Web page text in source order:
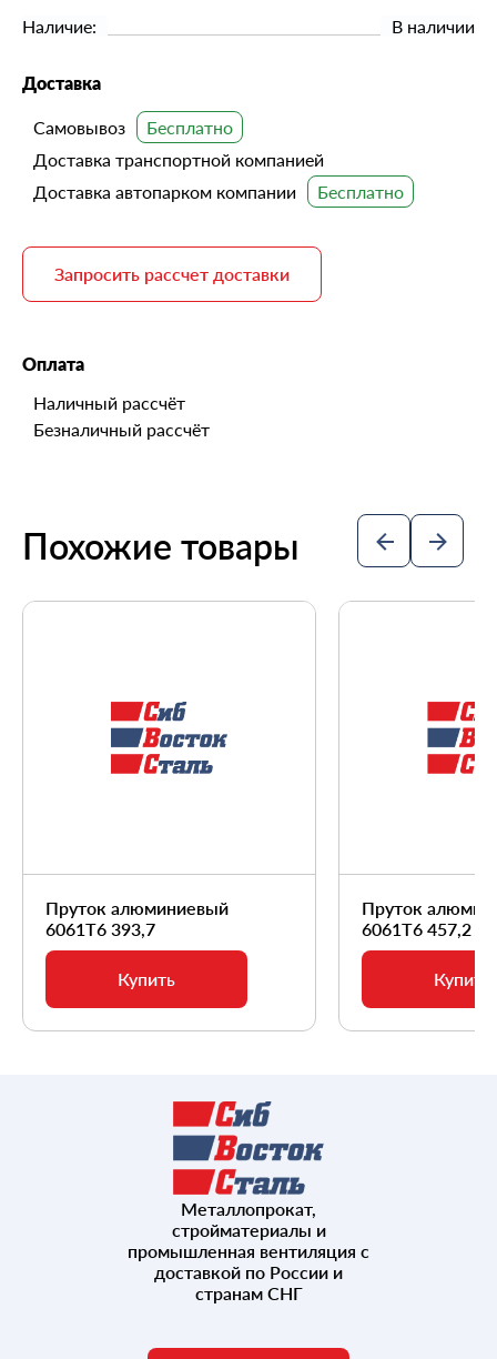
Наличие:
В наличии
Доставка
Самовывоз
Доставка транспортной компанией
Доставка автопарком компании
Запросить рассчет доставки
Оплата
Наличный рассчёт
Безналичный рассчёт
Похожие товары
Пруток алюминиевый
6061Т6 393,7
Купить
Пруток
6061Т6 457,2
Купить
Металлопрокат,
стройматериалы и
промышленная вентиляция с
доставкой по России и
странам СНГ